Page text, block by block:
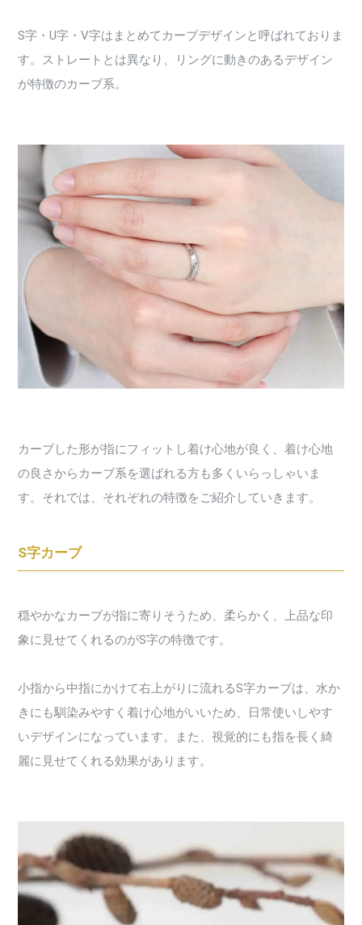
S字・U字・V字はまとめてカーブデザインと呼ばれておりま
す。ストレートとは異なり、リングに動きのあるデザイン
が特徴のカーブ系。
カーブした形が指にフィットし着け心地が良く、着け心地
の良さからカーブ系を選ばれる方も多くいらっしゃいま
す。それでは、それぞれの特徴をご紹介していきます。
S字カーブ
穏やかなカーブが指に寄りそうため、柔らかく、上品な印
象に見せてくれるのがS字の特徴です。
小指から中指にかけて右上がりに流れるS字カーブは、水か
きにも馴染みやすく着け心地がいいため、日常使いしやす
いデザインになっています。また、視覚的にも指を長く綺
麗に見せてくれる効果があります。